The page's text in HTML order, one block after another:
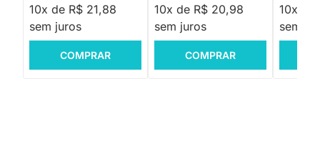
10x de R$ 21,88
sem juros
COMPRAR
10x de R$ 20,98
sem juros
COMPRAR
10x de
sem